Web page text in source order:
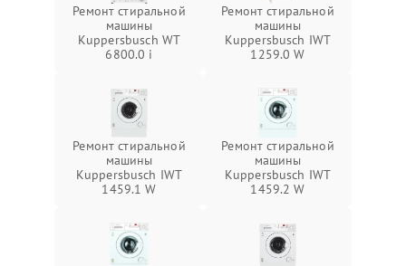
Ремонт стиральной
машины
Kuppersbusch WT
6800.0 i
Ремонт стиральной
машины
Kuppersbusch IWT
1259.0 W
Ремонт стиральной
машины
Kuppersbusch IWT
1459.1 W
Ремонт стиральной
машины
Kuppersbusch IWT
1459.2 W